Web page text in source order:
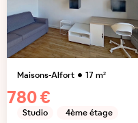
Maisons-Alfort 17m²
780 €
Studio 4ème étage